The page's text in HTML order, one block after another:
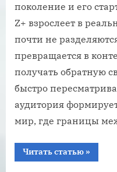
поколение и его
Z+ взрослеет в
почти не
превращается в
получать обратную
быстро
аудитория
мир, где границы
Читать статью“Новое
»